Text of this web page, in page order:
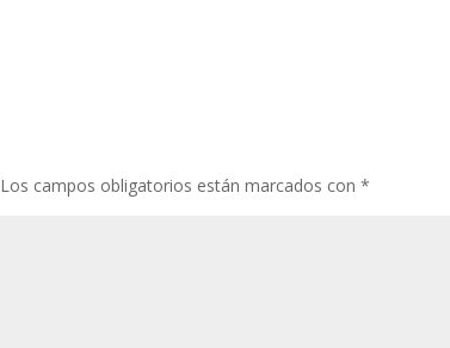
Los campos obligatorios están marcados con *